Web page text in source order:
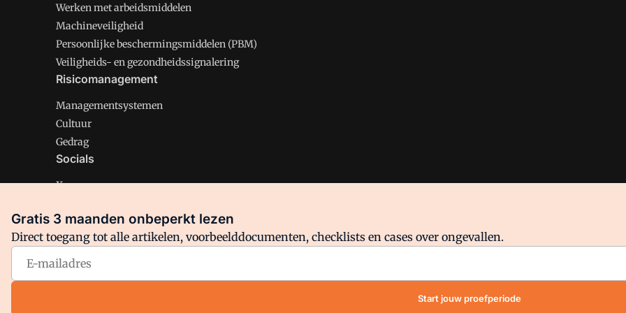
Werken met arbeidsmiddelen
Machineveiligheid
Persoonlijke beschermingsmiddelen (PBM)
Veiligheids- en gezondheidssignalering
Risicomanagement
Managementsystemen
Cultuur
Gedrag
Socials
X
Facebook
Arbo is onderdeel van VMN media. Lees inons manifestwaar VMN media voor staat. Op gebruik van deze site zijn de
Gratis 3 maanden onbeperkt lezen
Direct toegang tot alle artikelen, voorbeelddocumenten, checklists en cases over ongevallen.
Start jouw proefperiode